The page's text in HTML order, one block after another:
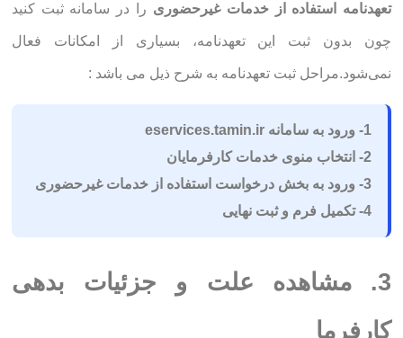
تعهدنامه استفاده از خدمات غیرحضوری را در سامانه ثبت کنید
چون بدون ثبت این تعهدنامه، بسیاری از امکانات فعال
نمی‌شود.مراحل ثبت تعهدنامه به شرح ذیل می باشد :
1- ورود به سامانه eservices.tamin.ir
2- انتخاب منوی خدمات کارفرمایان
3- ورود به بخش درخواست استفاده از خدمات غیرحضوری
4- تکمیل فرم و ثبت نهایی
3. مشاهده علت و جزئیات بدهی
کارفرما